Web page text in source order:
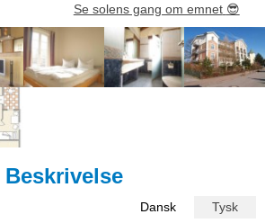
Se solens gang om emnet 😎
Beskrivelse
Dansk Tysk